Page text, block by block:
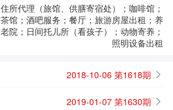
住所代理（旅馆、供膳寄宿处）；咖啡馆；
茶馆；酒吧服务；餐厅；旅游房屋出租；养
老院；日间托儿所（看孩子）；动物寄养；
照明设备出租
2018-10-06 第1618期
2019-01-07 第1630期